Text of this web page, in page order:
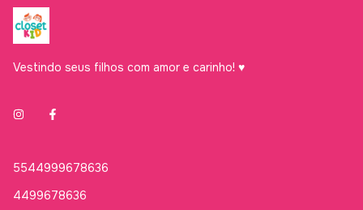
Vestindo seus filhos com amor e carinho! ♥
5544999678636
4499678636